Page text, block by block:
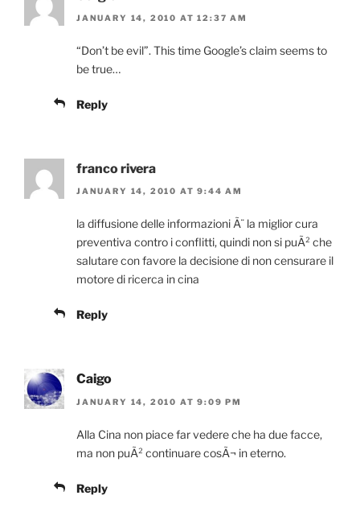
JANUARY 14, 2010 AT 12:37 AM
“Don’t be evil”. This time Google’s claim seems to
be true…
Reply
franco rivera
JANUARY 14, 2010 AT 9:44 AM
la diffusione delle informazioni Ã¨ la miglior cura
preventiva contro i conflitti, quindi non si puÃ² che
salutare con favore la decisione di non censurare il
motore di ricerca in cina
Reply
Caigo
JANUARY 14, 2010 AT 9:09 PM
Alla Cina non piace far vedere che ha due facce,
ma non puÃ² continuare cosÃ¬ in eterno.
Reply